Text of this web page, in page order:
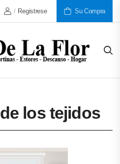
Más De 30 Años Al Servicio De Nuestros
/ Registrese Su Compra
los tejidos